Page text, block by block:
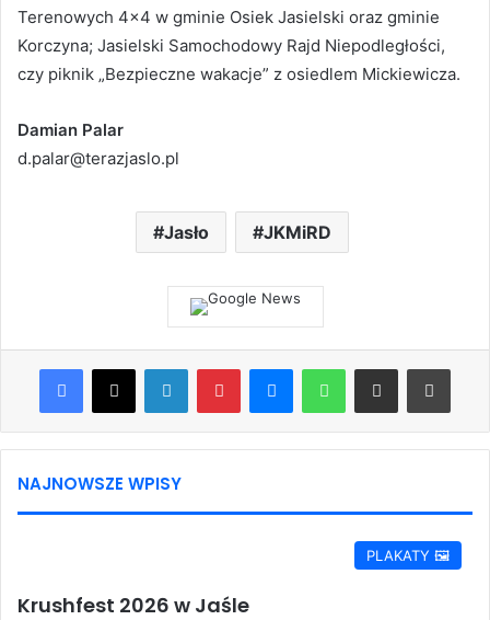
Terenowych 4×4 w gminie Osiek Jasielski oraz gminie
Korczyna; Jasielski Samochodowy Rajd Niepodległości,
czy piknik „Bezpieczne wakacje” z osiedlem Mickiewicza.
Damian Palar
d.palar@terazjaslo.pl
Jasło JKMiRD
Facebook
X LinkedInPinterestMessengerWhatsAppShare via Email Print
NAJNOWSZE WPISY
PLAKATY 🖼️
Krushfest 2026 w Jaśle